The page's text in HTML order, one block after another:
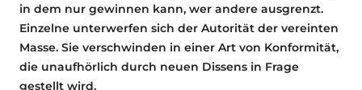
in dem nur gewinnen kann, wer andere ausgrenzt.
Einzelne unterwerfen sich der Autorität der vereinten
Masse. Sie verschwinden in einer Art von Konformität,
die unaufhörlich durch neuen Dissens in Frage
gestellt wird.